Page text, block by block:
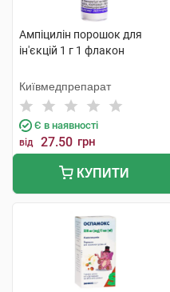
Ампіцилін порошок для
ін'єкцій 1 г 1 флакон
Київмедпрепарат
Є в наявності
від 27.50 грн
КУПИТИ